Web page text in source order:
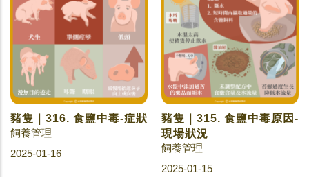
豬隻｜316. 食鹽中毒-症狀
飼養管理
2025-01-16
豬隻｜315. 食鹽中毒原因-
現場狀況
飼養管理
2025-01-15